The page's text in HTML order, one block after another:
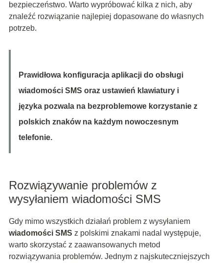
bezpieczeństwo. Warto wypróbować kilka z nich, aby
znaleźć rozwiązanie najlepiej dopasowane do własnych
potrzeb.
Prawidłowa konfiguracja aplikacji do obsługi
wiadomości SMS oraz ustawień klawiatury i
języka pozwala na bezproblemowe korzystanie z
polskich znaków na każdym nowoczesnym
telefonie.
Rozwiązywanie problemów z
wysyłaniem wiadomości SMS
Gdy mimo wszystkich działań problem z wysyłaniem
wiadomości SMS z polskimi znakami nadal występuje,
warto skorzystać z zaawansowanych metod
rozwiązywania problemów. Jednym z najskuteczniejszych